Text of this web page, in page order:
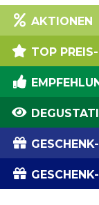
AKTIONEN
TOP